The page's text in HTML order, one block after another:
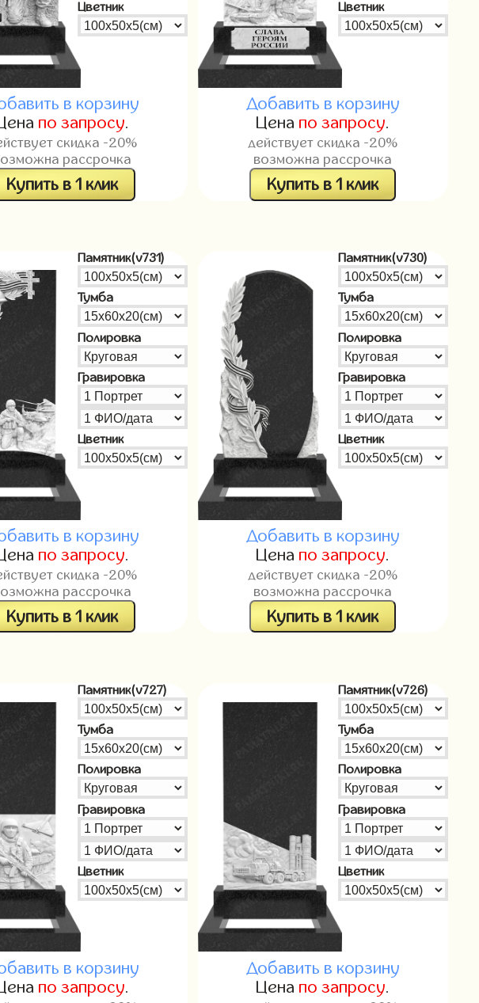
Цветник
в корзину
по запросу.
скидка -20%
рассрочка
Купить в 1 клик
Цветник
Добавить в корзину
Цена по запросу.
действует скидка -20%
возможна рассрочка
Купить в 1 клик
Памятник(v731)
Тумба
Полировка
Гравировка
Цветник
в корзину
по запросу.
скидка -20%
рассрочка
Купить в 1 клик
Памятник(v730)
Тумба
Полировка
Гравировка
Цветник
Добавить в корзину
Цена по запросу.
действует скидка -20%
возможна рассрочка
Купить в 1 клик
Памятник(v727)
Тумба
Полировка
Гравировка
Цветник
в корзину
по запросу.
Памятник(v726)
Тумба
Полировка
Гравировка
Цветник
Добавить в корзину
Цена по запросу.